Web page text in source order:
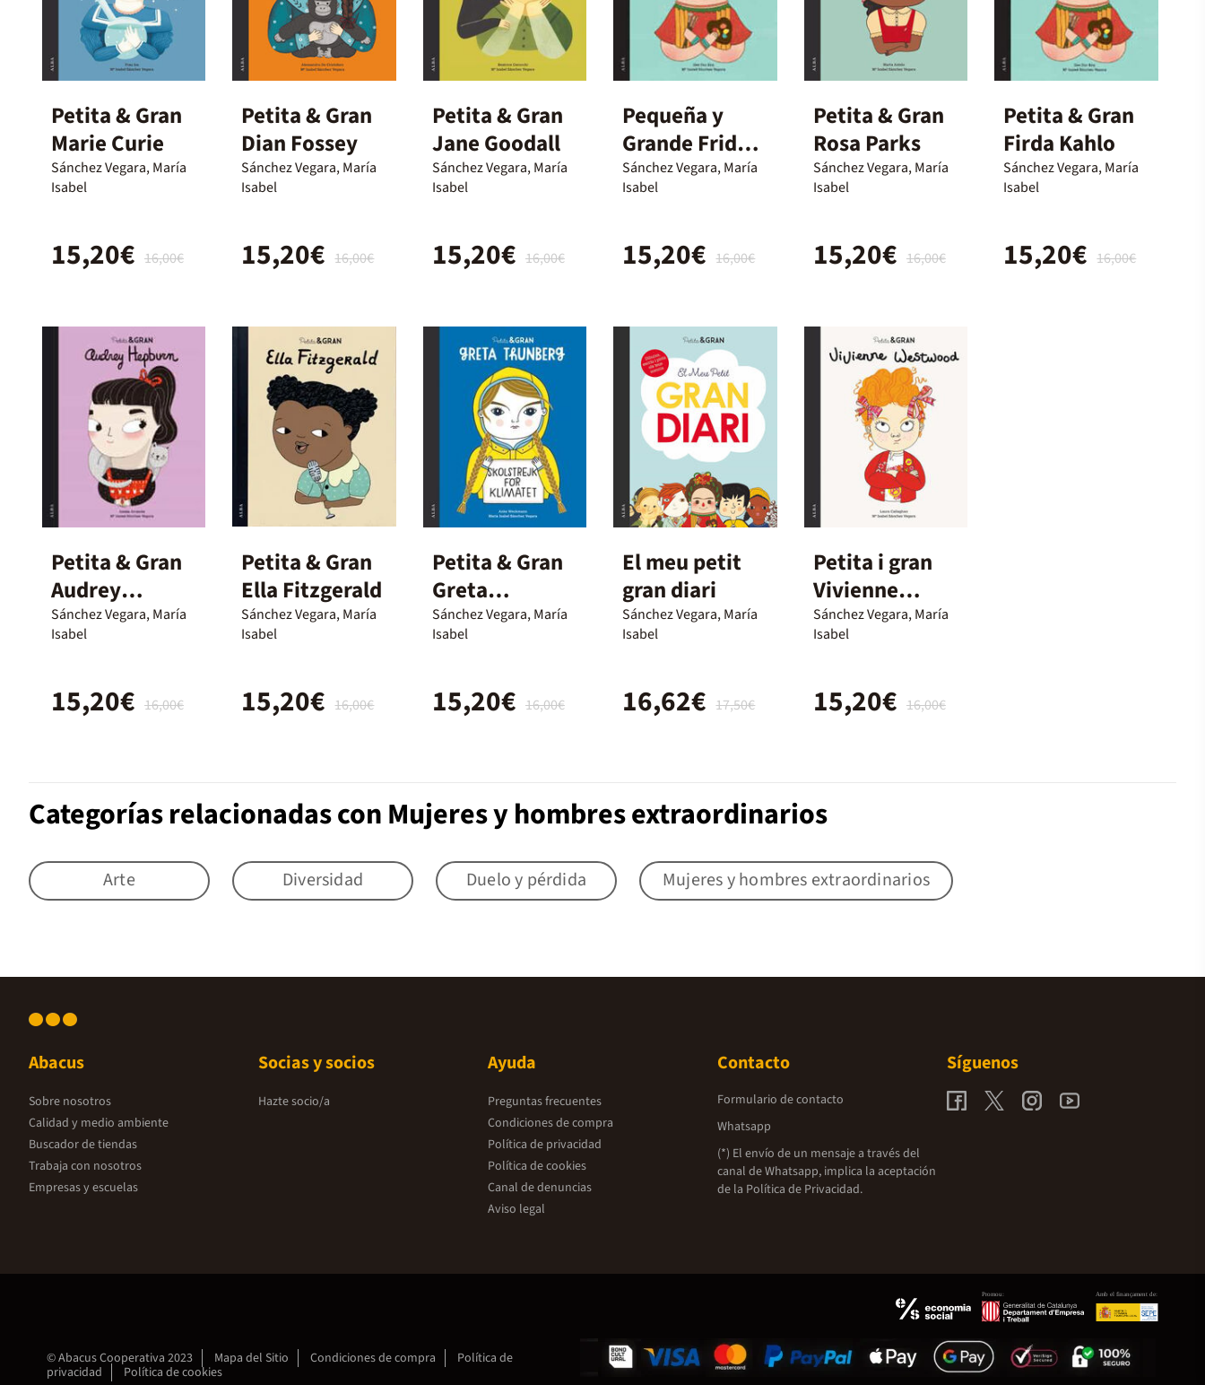
Petita & Gran
Marie Curie
Sánchez Vegara, María
Isabel
16,00€
15,20€
Petita & Gran
Dian Fossey
Sánchez Vegara, María
Isabel
16,00€
15,20€
Petita & Gran
Jane Goodall
Sánchez Vegara, María
Isabel
16,00€
15,20€
Pequeña y
Grande Frida
Kahlo
Sánchez Vegara, María
Isabel
16,00€
15,20€
Petita & Gran
Rosa Parks
Sánchez Vegara, María
Isabel
16,00€
15,20€
Petita & Gran
Firda Kahlo
Sánchez Vegara, María
Isabel
16,00€
15,20€
Petita & Gran
Audrey
Hepburn
Sánchez Vegara, María
Isabel
16,00€
15,20€
Petita & Gran
Ella Fitzgerald
Sánchez Vegara, María
Isabel
16,00€
15,20€
Petita & Gran
Greta
Thunberg
Sánchez Vegara, María
Isabel
16,00€
15,20€
El meu petit
gran diari
Sánchez Vegara, María
Isabel
17,50€
16,62€
Petita i gran
Vivienne
Westwood
Sánchez Vegara, María
Isabel
16,00€
15,20€
Categorías relacionadas con Mujeres y hombres extraordinarios
Arte Diversidad Duelo y pérdida Mujeres y hombres extraordinarios
Abacus
Sobre nosotros
Calidad y medio ambiente
Buscador de tiendas
Trabaja con nosotros
Empresas y escuelas
Socias y socios
Hazte socio/a
Ayuda
Preguntas frecuentes
Condiciones de compra
Política de privacidad
Política de cookies
Canal de denuncias
Aviso legal
Contacto
Formulario de contacto
Whatsapp
(*) El envío de un mensaje a través del
canal de Whatsapp, implica la aceptación
de la Política de Privacidad.
Síguenos
Promou: Amb el finançament de:
© Abacus Cooperativa 2023 Mapa del Sitio Condiciones de compra
Política de
privacidad
Política de cookies